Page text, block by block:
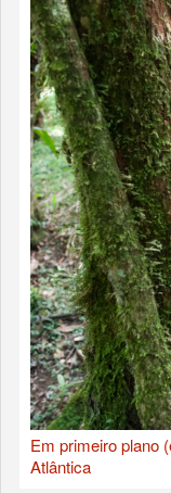
Em primeiro plano
Atlântica